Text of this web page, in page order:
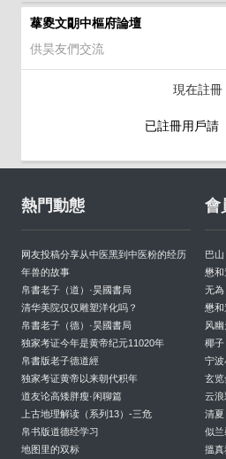
蕐夓文朙中樞府論壇
供昊友們交流
現在註冊
已註冊用戶請
熱門動態
网友投稿分享从中医黑到中医粉的经历
年兽的故事
帛書老子（道）·昊國書局
清华美院仅仅雕塑洋化吗？
帛書老子（德）·昊國書局
独家考证今年是黄帝纪元11020年
帛書版老子德道經
独家考证黄帝以来朝代积年
道友论高矮胖瘦·闲聊篇
上古地理解读（系列13）-三危
帛书版道德经学习
地图里的双标
會
巴
懋和
无為
懋和
风
椰子
宁波
玄览
云浪
清夏
似兰
搵真